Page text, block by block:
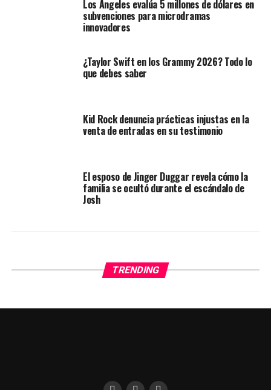
Los Ángeles evalúa 5 millones de dólares en
subvenciones para microdramas
innovadores
¿Taylor Swift en los Grammy 2026? Todo lo
que debes saber
Kid Rock denuncia prácticas injustas en la
venta de entradas en su testimonio
El esposo de Jinger Duggar revela cómo la
familia se ocultó durante el escándalo de
Josh
TRENDING